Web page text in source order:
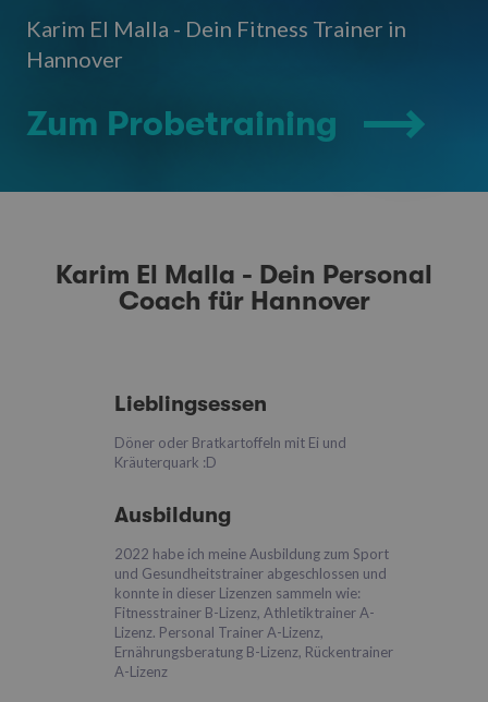
Karim El Malla - Dein Fitness Trainer in
Hannover
Zum Probetraining
Karim El Malla - Dein Personal
Coach für Hannover
Lieblingsessen
Döner oder Bratkartoffeln mit Ei und
Kräuterquark :D
Ausbildung
2022 habe ich meine Ausbildung zum Sport
und Gesundheitstrainer abgeschlossen und
konnte in dieser Lizenzen sammeln wie:
Fitnesstrainer B-Lizenz, Athletiktrainer A-
Lizenz. Personal Trainer A-Lizenz,
Ernährungsberatung B-Lizenz, Rückentrainer
A-Lizenz